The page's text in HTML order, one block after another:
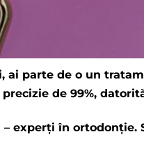
ai parte de o un
de 99%,
experți în